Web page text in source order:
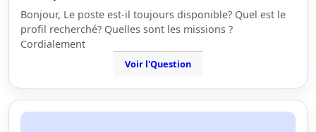
Bonjour, Le poste est-il toujours disponible? Quel est le
profil recherché? Quelles sont les missions ?
Cordialement
Voir l'Question